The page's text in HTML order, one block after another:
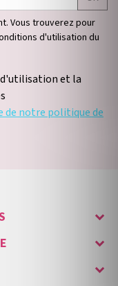
Vous trouverez pour
d'utilisation du
et la
de notre politique de